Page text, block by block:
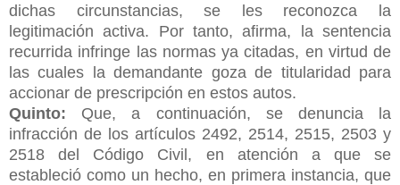
dichas circunstancias, se les reconozca la
legitimación activa. Por tanto, afirma, la sentencia
recurrida infringe las normas ya citadas, en virtud de
las cuales la demandante goza de titularidad para
accionar de prescripción en estos autos.
Quinto: Que, a continuación, se denuncia la
infracción de los artículos 2492, 2514, 2515, 2503 y
2518 del Código Civil, en atención a que se
estableció como un hecho, en primera instancia, que